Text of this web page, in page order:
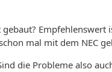
Empfehlenswert
mal mit dem NEC
die Probleme also